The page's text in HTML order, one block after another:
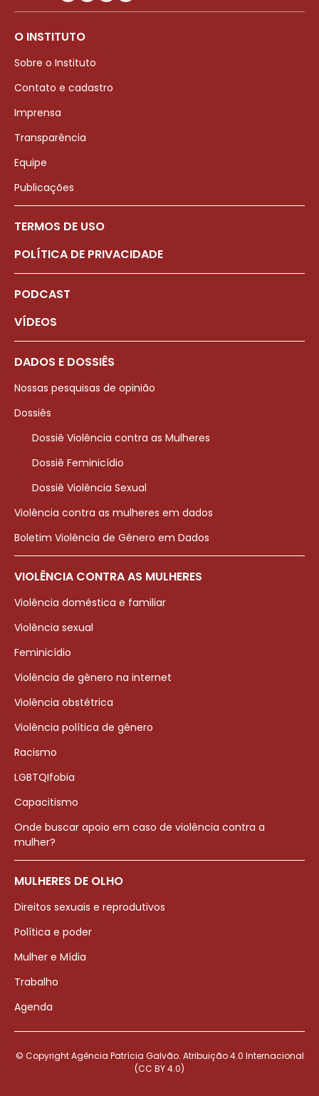
O INSTITUTO
Sobre o Instituto
Contato e cadastro
Imprensa
Transparência
Equipe
Publicações
TERMOS DE USO
POLÍTICA DE PRIVACIDADE
PODCAST
VÍDEOS
DADOS E DOSSIÊS
Nossas pesquisas de opinião
Dossiês
Dossiê Violência contra as Mulheres
Dossiê Feminicídio
Dossiê Violência Sexual
Violência contra as mulheres em dados
Boletim Violência de Gênero em Dados
VIOLÊNCIA CONTRA AS MULHERES
Violência doméstica e familiar
Violência sexual
Feminicídio
Violência de gênero na internet
Violência obstétrica
Violência política de gênero
Racismo
LGBTQIfobia
Capacitismo
Onde buscar apoio em caso de violência contra a
mulher?
MULHERES DE OLHO
Direitos sexuais e reprodutivos
Política e poder
Mulher e Mídia
Trabalho
Agenda
© Copyright Agência Patrícia Galvão. Atribuição 4.0 Internacional
(CC BY 4.0)